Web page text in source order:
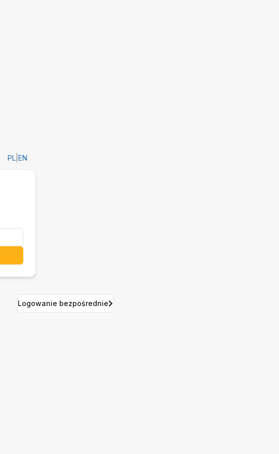
PL EN
Logowanie bezpośrednie